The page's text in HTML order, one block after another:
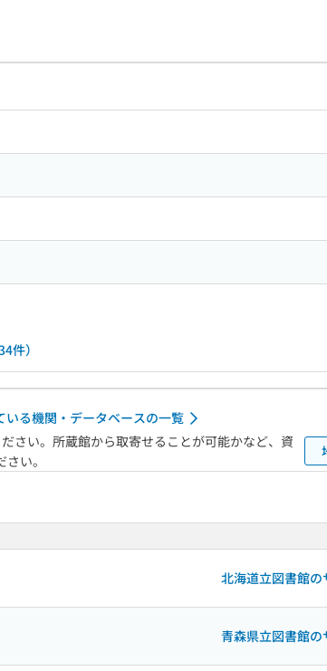
件）
いる機関・データベースの一覧
さい。所蔵館から取寄せることが可能かなど、資
い。
北海道立図書館
青森県立図書館